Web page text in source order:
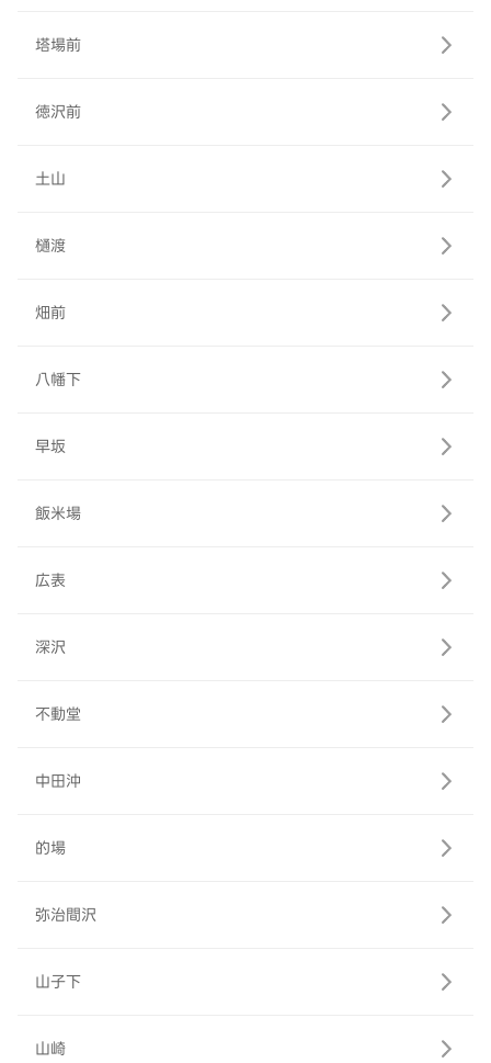
塔場前
徳沢前
土山
樋渡
畑前
八幡下
早坂
飯米場
広表
深沢
不動堂
中田沖
的場
弥治間沢
山子下
山崎